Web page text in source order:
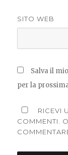
SITO WEB
Salva il
per la
RICEVI
COMMENTI.